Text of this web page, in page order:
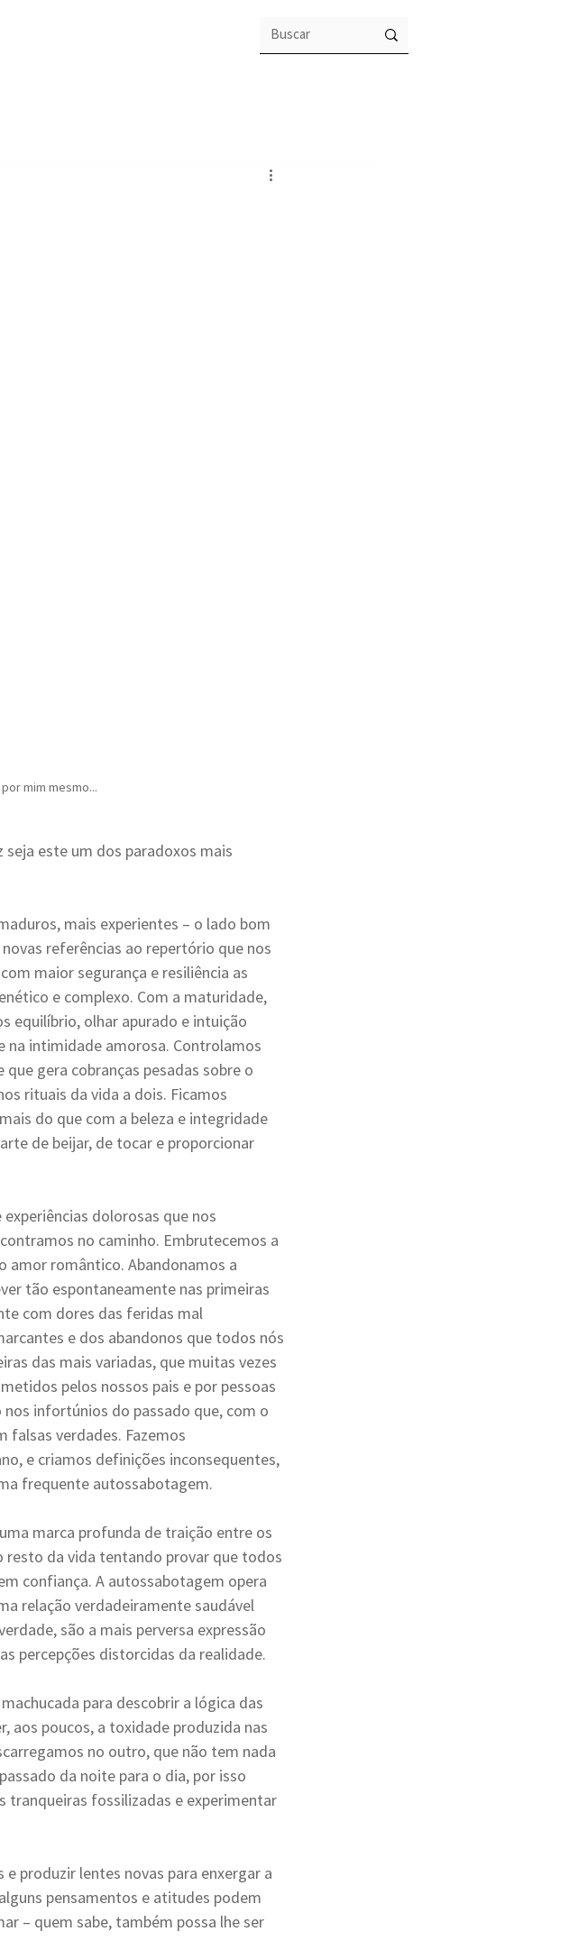
mim mesmo...
seja este um dos paradoxos mais
mais experientes – o lado bom
referências ao repertório que nos
maior segurança e resiliência as
e complexo. Com a maturidade,
equilíbrio, olhar apurado e intuição
na intimidade amorosa. Controlamos
gera cobranças pesadas sobre o
rituais da vida a dois. Ficamos
do que com a beleza e integridade
de beijar, de tocar e proporcionar
dolorosas que nos
no caminho. Embrutecemos a
amor romântico. Abandonamos a
tão espontaneamente nas primeiras
com dores das feridas mal
e dos abandonos que todos nós
das mais variadas, que muitas vezes
pelos nossos pais e por pessoas
infortúnios do passado que, com o
falsas verdades. Fazemos
e criamos definições inconsequentes,
frequente autossabotagem.
marca profunda de traição entre os
resto da vida tentando provar que todos
confiança. A autossabotagem opera
relação verdadeiramente saudável
são a mais perversa expressão
percepções distorcidas da realidade.
para descobrir a lógica das
aos poucos, a toxidade produzida nas
no outro, que não tem nada
da noite para o dia, por isso
tranqueiras fossilizadas e experimentar
produzir lentes novas para enxergar a
pensamentos e atitudes podem
– quem sabe, também possa lhe ser